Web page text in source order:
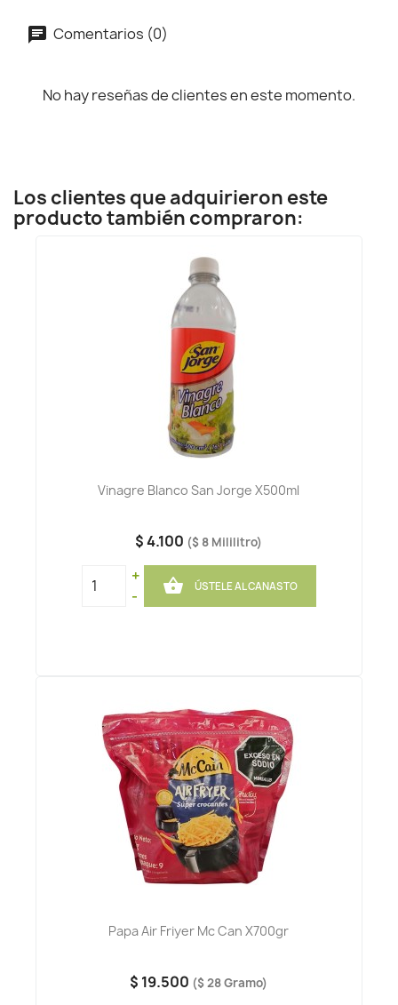
Comentarios (0)
No hay reseñas de clientes en este momento.
Los clientes que adquirieron este
producto también compraron:
Vinagre Blanco San Jorge X500ml
$ 4.100 ($ 8 Mililitro)
+
-
 ÚSTELE AL CANASTO
Papa Air Friyer Mc Can X700gr
$ 19.500 ($ 28 Gramo)